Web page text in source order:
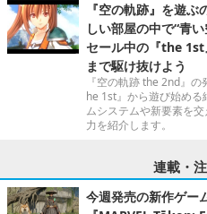
『空の軌跡』を遊
しい部屋の中で“青
セール中の『the 1st
まで駆け抜けよう
『空の軌跡 the 2nd』
he 1st』から遊び始める
ムシステムや新要素を
力を紹介します。
連載・
今週発売の新作ゲー